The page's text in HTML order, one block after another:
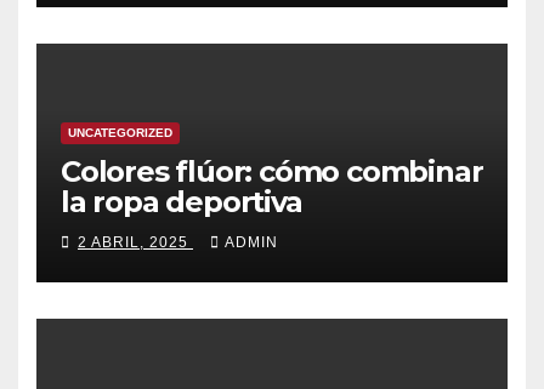
UNCATEGORIZED
Colores flúor: cómo combinar
la ropa deportiva
2 ABRIL, 2025 ADMIN